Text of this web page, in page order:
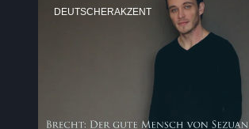
DEUTSCHER AKZENT